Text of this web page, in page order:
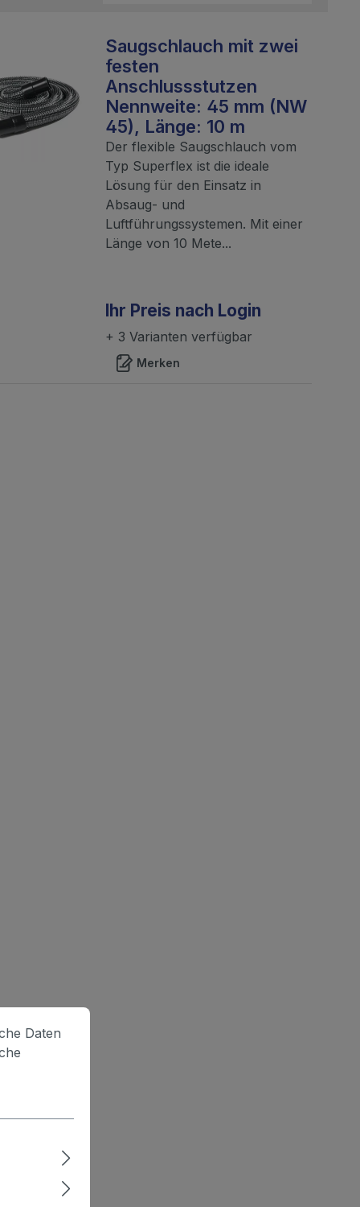
Saugschlauch mit zwei
festen
Anschlussstutzen
Nennweite: 45 mm (NW
45), Länge: 10 m
Der flexible Saugschlauch vom
Typ Superflex ist die ideale
Lösung für den Einsatz in
Absaug- und
Luftführungssystemen. Mit einer
Länge von 10 Mete...
Ihr Preis nach Login
+ 3 Varianten verfügbar
Merken
Daten